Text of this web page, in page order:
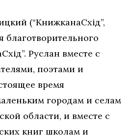
​​(“Книжка​​на​​Схід”,​​
благотворительного​​
Руслан вместе с
поэтами и
время
городам и селам
области, и вместе с
книг школам и